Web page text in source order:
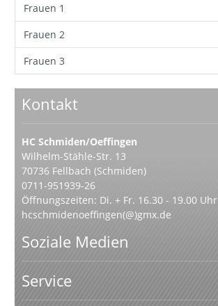
Frauen 1
Frauen 2
Frauen 3
Kontakt
HC Schmiden/Oeffingen
Wilhelm-Stähle-Str. 13
70736 Fellbach (Schmiden)
0711-951939-26
Öffnungszeiten: Di. + Fr. 16.30 - 19.00 Uhr
hcschmidenoeffingen(@)gmx.de
Soziale Medien
Service